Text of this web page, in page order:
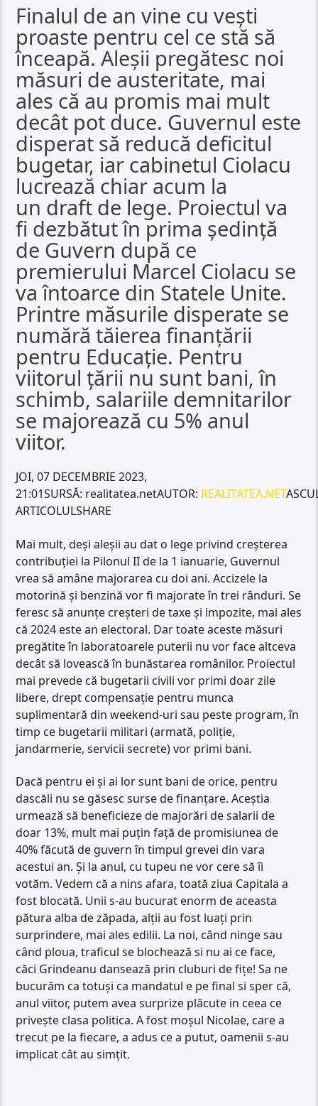
Finalul de an vine cu vești
proaste pentru cel ce stă să
înceapă. Aleșii pregătesc noi
măsuri de austeritate, mai
ales că au promis mai mult
decât pot duce. Guvernul este
disperat să reducă deficitul
bugetar, iar cabinetul Ciolacu
lucrează chiar acum la
un draft de lege. Proiectul va
fi dezbătut în prima ședință
de Guvern după ce
premierului Marcel Ciolacu se
va întoarce din Statele Unite.
Printre măsurile disperate se
numără tăierea finanțării
pentru Educație. Pentru
viitorul țării nu sunt bani, în
schimb, salariile demnitarilor
se majorează cu 5% anul
viitor.
JOI, 07 DECEMBRIE 2023,
21:01SURSĂ: realitatea.netAUTOR: REALITATEA.NET
ARTICOLULSHARE
Mai mult, deși aleșii au dat o lege privind creșterea
contribuției la Pilonul II de la 1 ianuarie, Guvernul
vrea să amâne majorarea cu doi ani. Accizele la
motorină și benzină vor fi majorate în trei rânduri. Se
feresc să anunțe creșteri de taxe și impozite, mai ales
că 2024 este an electoral. Dar toate aceste măsuri
pregătite în laboratoarele puterii nu vor face altceva
decât să lovească în bunăstarea românilor. Proiectul
mai prevede că bugetarii civili vor primi doar zile
libere, drept compensație pentru munca
suplimentară din weekend-uri sau peste program, în
timp ce bugetarii militari (armată, poliție,
jandarmerie, servicii secrete) vor primi bani.
Dacă pentru ei și ai lor sunt bani de orice, pentru
dascăli nu se găsesc surse de finanțare. Aceștia
urmează să beneficieze de majorări de salarii de
doar 13%, mult mai puțin față de promisiunea de
40% făcută de guvern în timpul grevei din vara
acestui an. Și la anul, cu tupeu ne vor cere să îi
votăm. Vedem că a nins afara, toată ziua Capitala a
fost blocată. Unii s-au bucurat enorm de aceasta
pătura alba de zăpada, alții au fost luați prin
surprindere, mai ales edilii. La noi, când ninge sau
când ploua, traficul se blochează si nu ai ce face,
căci Grindeanu dansează prin cluburi de fițe! Sa ne
bucurăm ca totuși ca mandatul e pe final si sper că,
anul viitor, putem avea surprize plăcute in ceea ce
privește clasa politica. A fost moșul Nicolae, care a
trecut pe la fiecare, a adus ce a putut, oamenii s-au
implicat cât au simțit.